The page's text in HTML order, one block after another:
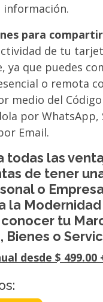
para compartir
de tu
ya que puedes
o remota
medio del
por WhatsApp,
Email.
todas las
de tener
o
la
tu
Bienes o
desde $ 499.00